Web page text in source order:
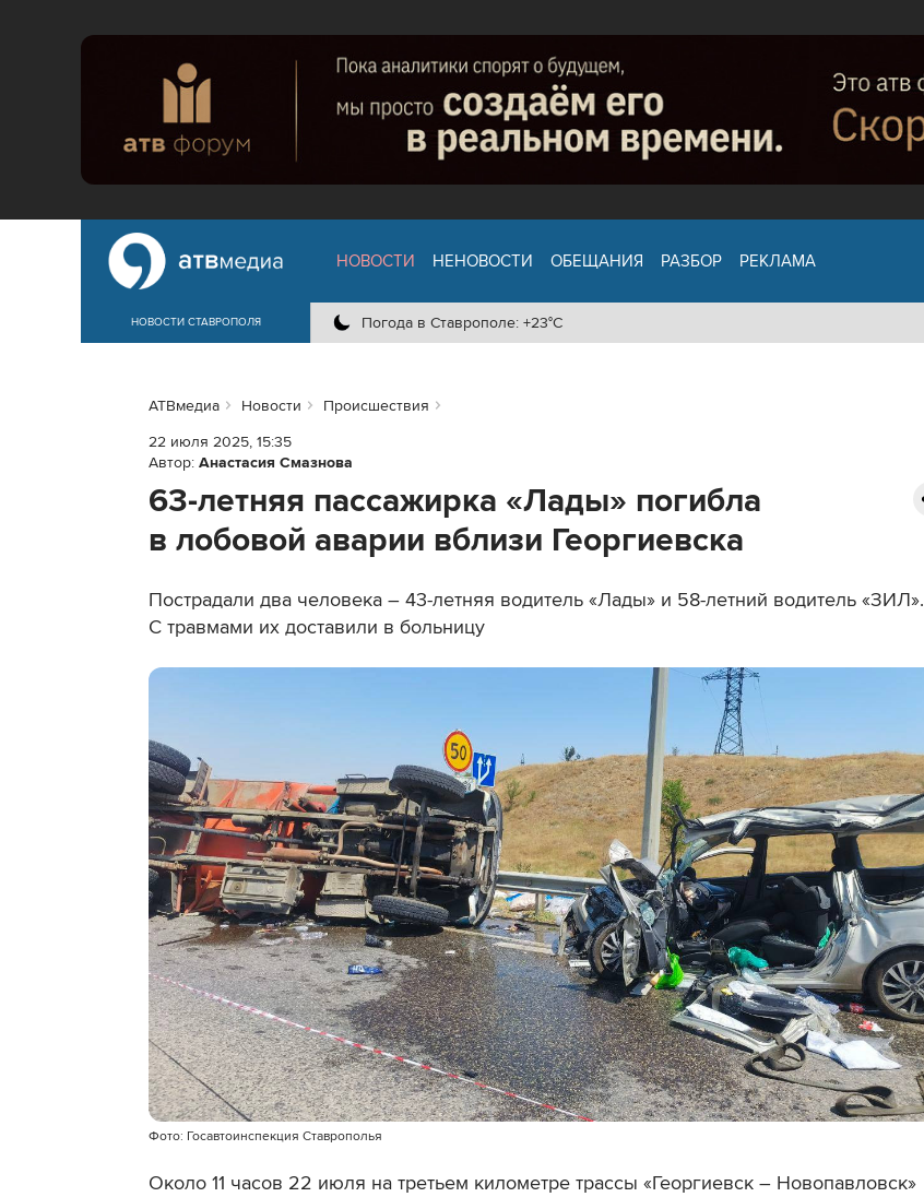
НОВОСТИ СТАВРОПОЛЯ
НОВОСТИ НЕНОВОСТИ ОБЕЩАНИЯ РАЗБОР РЕКЛАМА
Погода в Ставрополе: +23°C
АТВмедиа Новости
Происшествия
22 июля 2025, 15:35
Автор: Анастасия Смазнова
63-летняя пассажирка «Лады» погибла
в лобовой аварии вблизи Георгиевска
Пострадали два человека – 43-летняя водитель «Лады» и 58-летний водитель «ЗИЛ».
С травмами их доставили в больницу
Фото: Госавтоинспекция Ставрополья
Около 11 часов 22 июля на третьем километре трассы «Георгиевск – Новопавловск»